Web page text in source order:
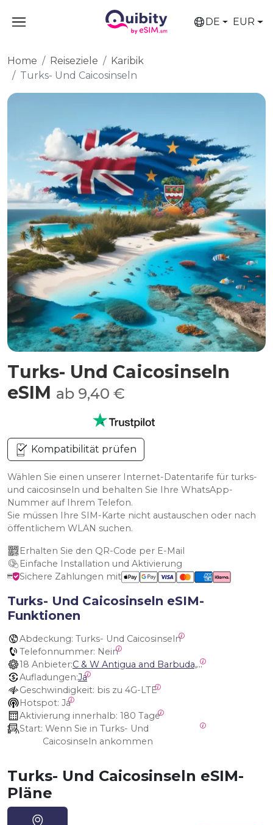
DE EUR
Home Reiseziele
Karibik
Turks- Und Caicosinseln
Turks- Und Caicosinseln
eSIM ab 9,40 €
Kompatibilität prüfen
Wählen Sie einen unserer Internet-Datentarife für turks-
und caicosinseln und behalten Sie Ihre WhatsApp-
Nummer auf Ihrem Telefon.
Sie müssen Ihre SIM-Karte nicht austauschen oder nach
öffentlichem WLAN suchen.
Erhalten Sie den QR-Code per E-Mail
Einfache Installation und Aktivierung
Sichere Zahlungen mit
Turks- Und Caicosinseln eSIM-
Funktionen
Abdeckung: Turks- Und Caicosinseln
Telefonnummer: Nein
18 Anbieter:
C & W Antigua and Barbuda, Cable and Wireless Anguilla, Cable & Wireless - LIME, Setel Netherlands Antilles, BTC Bahamas, C&W (Flow), Claro, Bouygues/DigiCel, Dauphin, Free, Cable & Wireless Jamaica, Cable & Wireless Saint Kitts and Nevis, Cable & Wireless Saint Lucia, Cable & Wireless Montserrat, Liberty, Telephone Company Puerto Rico , Cable & Wireless, C & W Saint Vincent and Grenadines
Aufladungen:Ja
Geschwindigkeit: bis zu 4G-LTE
Hotspot: Ja
Aktivierung innerhalb: 180 Tage
Start:
Caicosinseln ankommen
Turks- Und Caicosinseln eSIM-
Pläne